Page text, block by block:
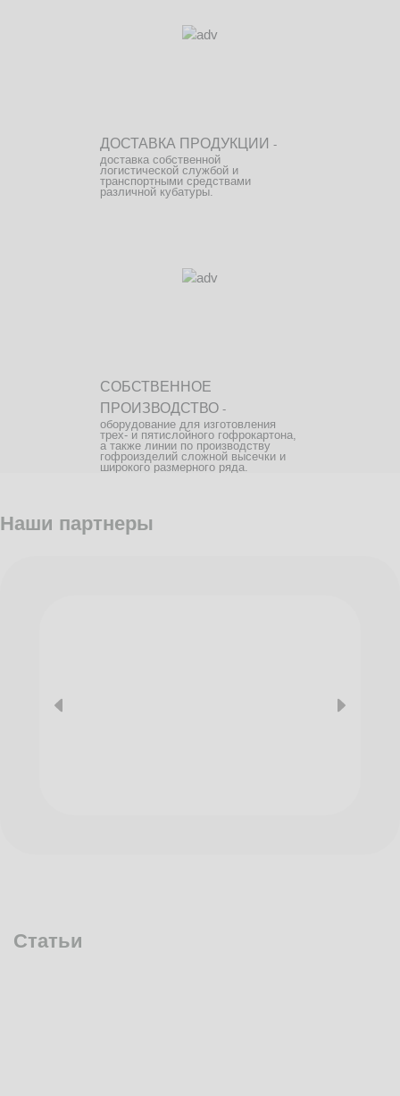
ДОСТАВКА ПРОДУКЦИИ -
доставка собственной
логистической службой и
транспортными средствами
различной кубатуры.
СОБСТВЕННОЕ
ПРОИЗВОДСТВО -
оборудование для изготовления
трех- и пятислойного гофрокартона,
а также линии по производству
гофроизделий сложной высечки и
широкого размерного ряда.
Наши партнеры
Статьи